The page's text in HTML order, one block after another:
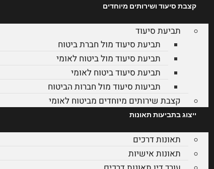
קצבת סיעוד ושירותים מיוחדים
תביעת סיעוד
תביעת סיעוד מול חברת ביטוח
תביעת סיעוד מול ביטוח לאומי
תביעת סיעוד ביטוח לאומי
תביעות סיעוד מול חברות הביטוח
קצבת שירותים מיוחדים מביטוח לאומי
ייצוג בתביעות תאונות
תאונות דרכים
תאונות אישיות